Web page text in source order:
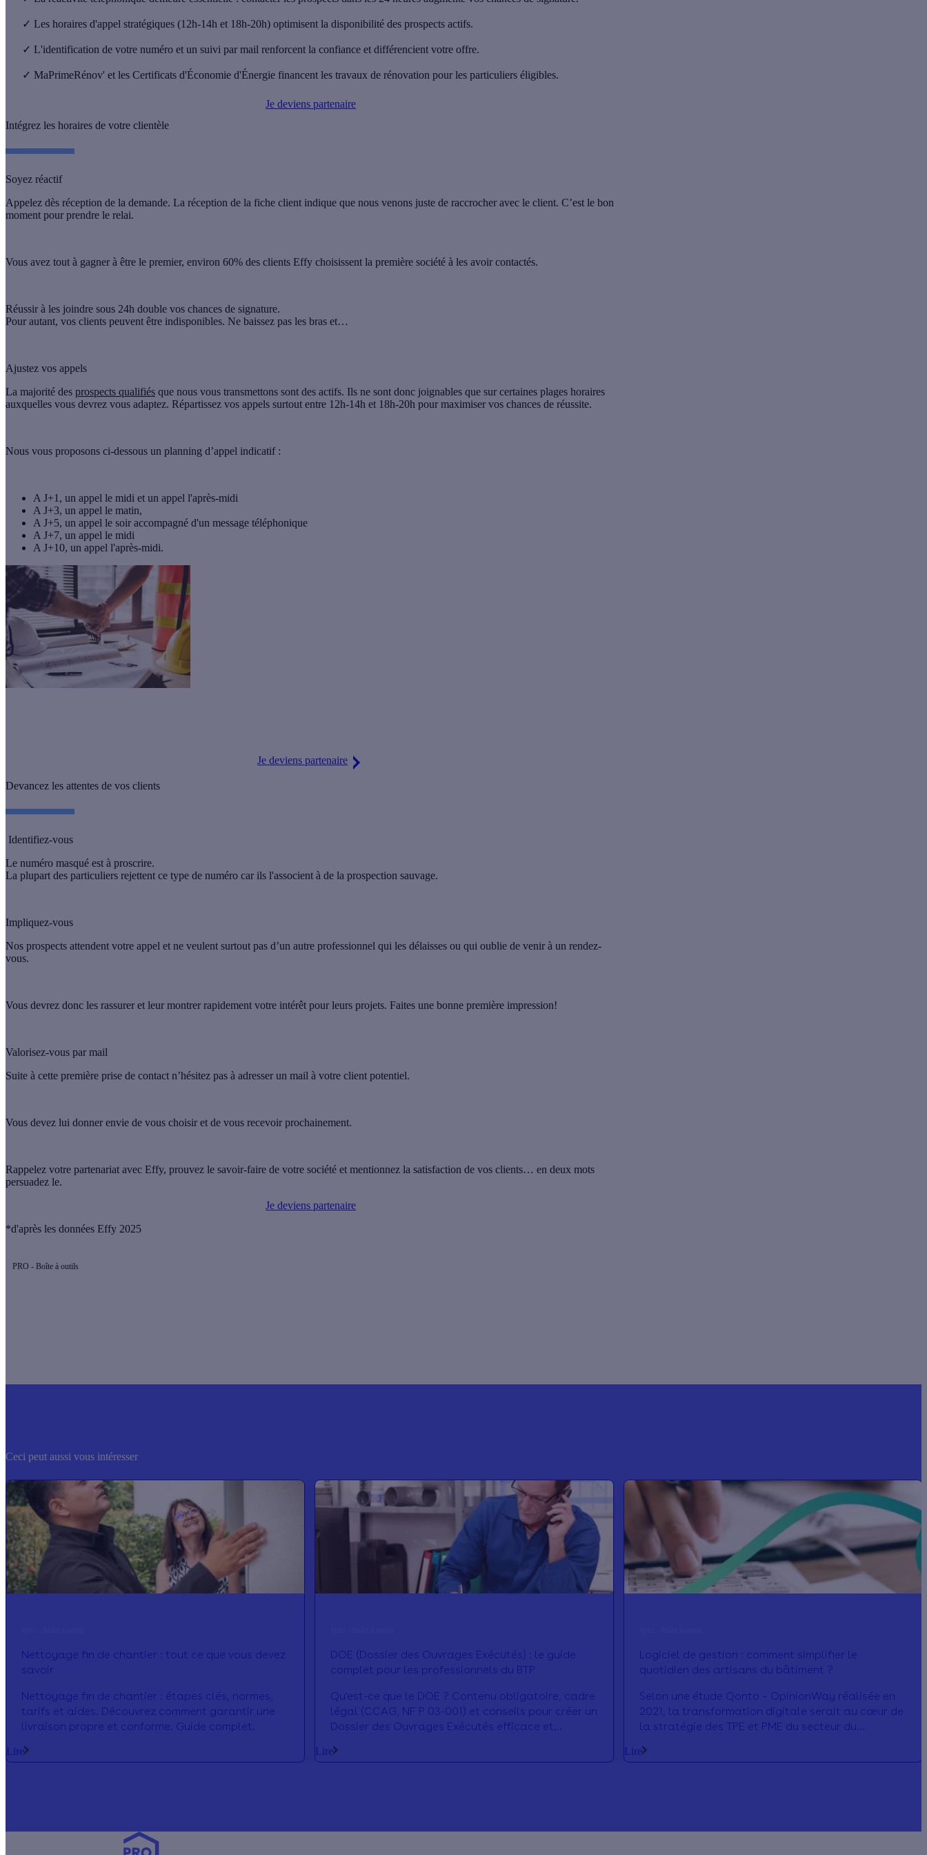
✓ Les horaires d'appel stratégiques (12h-14h et 18h-20h) optimisent la disponibilité des prospects actifs.
✓ L'identification de votre numéro et un suivi par mail renforcent la confiance et différencient votre offre.
✓ MaPrimeRénov' et les Certificats d'Économie d'Énergie financent les travaux de rénovation pour les particuliers éligibles.
Je deviens partenaire
Intégrez les horaires de votre clientèle
Soyez réactif
Appelez dès réception de la demande. La réception de la fiche client indique que nous venons juste de raccrocher avec le client. C’est le bon
moment pour prendre le relai.
Vous avez tout à gagner à être le premier, environ 60% des clients Effy choisissent la première société à les avoir contactés.
Réussir à les joindre sous 24h double vos chances de signature.
Pour autant, vos clients peuvent être indisponibles. Ne baissez pas les bras et…
Ajustez vos appels
La majorité des prospects qualifiés que nous vous transmettons sont des actifs. Ils ne sont donc joignables que sur certaines plages horaires
auxquelles vous devrez vous adaptez. Répartissez vos appels surtout entre 12h-14h et 18h-20h pour maximiser vos chances de réussite.
Nous vous proposons ci-dessous un planning d’appel indicatif :
A J+1, un appel le midi et un appel l'après-midi
A J+3, un appel le matin,
A J+5, un appel le soir accompagné d'un message téléphonique
A J+7, un appel le midi
A J+10, un appel l'après-midi.
Je deviens partenaire
Devancez les attentes de vos clients
Identifiez-vous
Le numéro masqué est à proscrire.
La plupart des particuliers rejettent ce type de numéro car ils l'associent à de la prospection sauvage.
Impliquez-vous
Nos prospects attendent votre appel et ne veulent surtout pas d’un autre professionnel qui les délaisses ou qui oublie de venir à un rendez-
vous.
Vous devrez donc les rassurer et leur montrer rapidement votre intérêt pour leurs projets. Faites une bonne première impression!
Valorisez-vous par mail
Suite à cette première prise de contact n’hésitez pas à adresser un mail à votre client potentiel.
Vous devez lui donner envie de vous choisir et de vous recevoir prochainement.
Rappelez votre partenariat avec Effy, prouvez le savoir-faire de votre société et mentionnez la satisfaction de vos clients… en deux mots
persuadez le.
Je deviens partenaire
*d'après les données Effy 2025
PRO - Boîte à outils
Ceci peut aussi vous intéresser
Nettoyage fin de chantier : tout ce que vous devez
savoir
Nettoyage fin de chantier : étapes clés, normes,
tarifs et aides. Découvrez comment garantir une
livraison propre et conforme. Guide complet.
Lire
DOE (Dossier des Ouvrages Exécutés) : le guide
complet pour les professionnels du BTP
Qu'est-ce que le DOE ? Contenu obligatoire, cadre
légal (CCAG, NF P 03-001) et conseils pour créer un
Dossier des Ouvrages Exécutés efficace et
Lire
Logiciel de gestion : comment simplifier le
quotidien des artisans du bâtiment ?
Selon une étude Qonto – OpinionWay réalisée en
2021, la transformation digitale serait au cœur de
la stratégie des TPE et PME du secteur du
compris : les outils numériques présentent de
Lire